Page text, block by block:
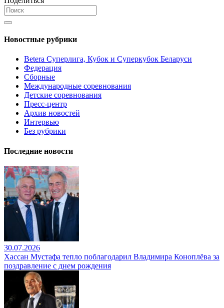
Новостные рубрики
Betera Суперлига, Кубок и Суперкубок Беларуси
Федерация
Сборные
Международные соревнования
Детские соревнования
Пресс-центр
Архив новостей
Интервью
Без рубрики
Последние новости
30.07.2026
Хассан Мустафа тепло поблагодарил Владимира Коноплёва за
поздравление с днем рождения